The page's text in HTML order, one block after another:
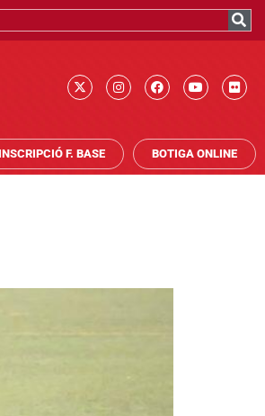
INSCRIPCIÓ F. BASE BOTIGA ONLINE